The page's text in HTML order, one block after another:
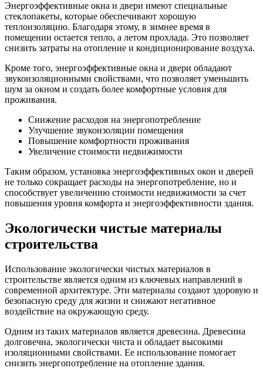
Энергоэффективные окна и двери имеют специальные
стеклопакеты, которые обеспечивают хорошую
теплоизоляцию. Благодаря этому, в зимнее время в
помещении остается тепло, а летом прохлада. Это позволяет
снизить затраты на отопление и кондиционирование воздуха.
Кроме того, энергоэффективные окна и двери обладают
звукоизоляционными свойствами, что позволяет уменьшить
шум за окном и создать более комфортные условия для
проживания.
Снижение расходов на энергопотребление
Улучшение звукоизоляции помещения
Повышение комфортности проживания
Увеличение стоимости недвижимости
Таким образом, установка энергоэффективных окон и дверей
не только сокращает расходы на энергопотребление, но и
способствует увеличению стоимости недвижимости за счет
повышения уровня комфорта и энергоэффективности здания.
Экологически чистые материалы
строительства
Использование экологически чистых материалов в
строительстве является одним из ключевых направлений в
современной архитектуре. Эти материалы создают здоровую и
безопасную среду для жизни и снижают негативное
воздействие на окружающую среду.
Одним из таких материалов является древесина. Древесина
долговечна, экологически чиста и обладает высокими
изоляционными свойствами. Ее использование помогает
снизить энергопотребление на отопление здания.